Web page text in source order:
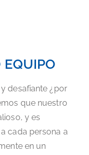
EQUIPO
desafiante ¿por
que nuestro
y es
cada persona a
en un